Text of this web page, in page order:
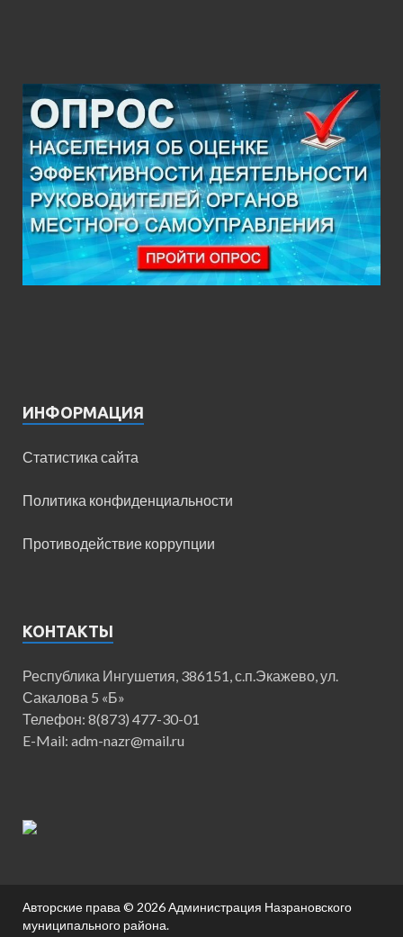
ИНФОРМАЦИЯ
Статистика сайта
Политика конфиденциальности
Противодействие коррупции
КОНТАКТЫ
Республика Ингушетия, 386151, с.п.Экажево, ул.
Сакалова 5 «Б»
Телефон: 8(873) 477-30-01
E-Mail: adm-nazr@mail.ru
Авторские права © 2026Администрация Назрановского
муниципального района.